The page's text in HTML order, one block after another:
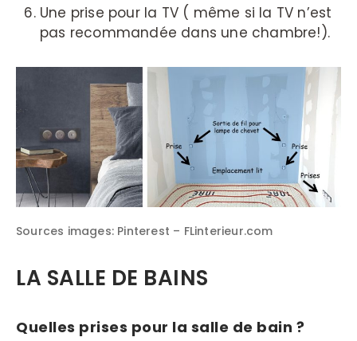
Une prise pour la TV ( même si la TV n’est
pas recommandée dans une chambre!).
Sources images: Pinterest – FLinterieur.com
LA SALLE DE BAINS
Quelles prises pour la salle de bain ?